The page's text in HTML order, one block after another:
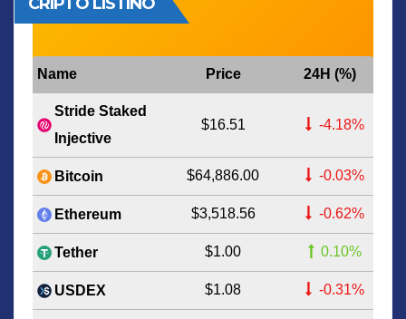
Name Price 24H (%)
Stride Staked
Injective
$16.51 -4.18%
Bitcoin $64,886.00 -0.03%
Ethereum $3,518.56 -0.62%
Tether $1.00 0.10%
USDEX $1.08 -0.31%